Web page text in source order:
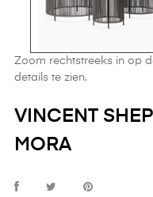
Zoom rechtstreeks in op
details te zien.
VINCENT
MORA